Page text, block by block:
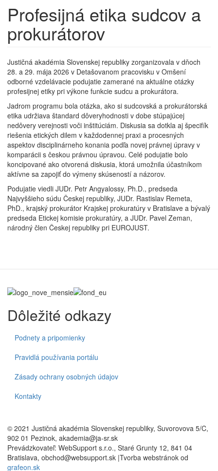
Profesijná etika sudcov a
prokurátorov
Justičná akadémia Slovenskej republiky zorganizovala v dňoch
28. a 29. mája 2026 v Detašovanom pracovisku v Omšení
odborné vzdelávacie podujatie zamerané na aktuálne otázky
profesijnej etiky pri výkone funkcie sudcu a prokurátora.
Jadrom programu bola otázka, ako si sudcovská a prokurátorská
etika udržiava štandard dôveryhodnosti v dobe stúpajúcej
nedôvery verejnosti voči inštitúciám. Diskusia sa dotkla aj špecifík
riešenia etických dilem v každodennej praxi a procesných
aspektov disciplinárneho konania podľa novej právnej úpravy v
komparácii s českou právnou úpravou. Celé podujatie bolo
koncipované ako otvorená diskusia, ktorá umožnila účastníkom
aktívne sa zapojiť do výmeny skúseností a názorov.
Podujatie viedli JUDr. Petr Angyalossy, Ph.D., predseda
Najvyššieho súdu Českej republiky, JUDr. Rastislav Remeta,
PhD., krajský prokurátor Krajskej prokuratúry v Bratislave a bývalý
predseda Etickej komisie prokuratúry, a JUDr. Pavel Zeman,
národný člen Českej republiky pri EUROJUST.
Dôležité odkazy
Podnety a pripomienky
Pravidlá používania portálu
Zásady ochrany osobných údajov
Kontakty
© 2021 Justičná akadémia Slovenskej republiky, Suvorovova 5/C,
902 01 Pezinok, akademia@ja-sr.sk
Prevádzkovateľ: WebSupport s.r.o., Staré Grunty 12, 841 04
Bratislava, obchod@websupport.sk |Tvorba webstránok od
grafeon.sk